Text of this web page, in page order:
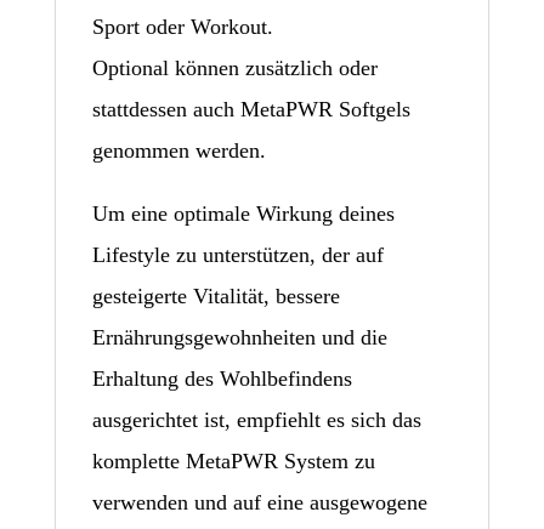
Sport oder Workout.
Optional können zusätzlich oder
stattdessen auch MetaPWR Softgels
genommen werden.
Um eine optimale Wirkung deines
Lifestyle zu unterstützen, der auf
gesteigerte Vitalität, bessere
Ernährungsgewohnheiten und die
Erhaltung des Wohlbefindens
ausgerichtet ist, empfiehlt es sich das
komplette MetaPWR System zu
verwenden und auf eine ausgewogene